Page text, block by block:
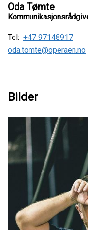
Oda Tømte
Tel: +47 97148917
oda.tomte@operaen.no
Bilder